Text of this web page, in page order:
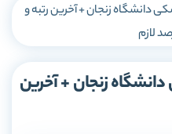
دانشگاه زنجان + آخرین رتبه و
لازم
زنجان + آخرین